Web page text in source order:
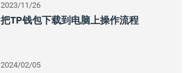
2023/11/26
把TP钱包下载到电脑上操作流程
2024/02/05